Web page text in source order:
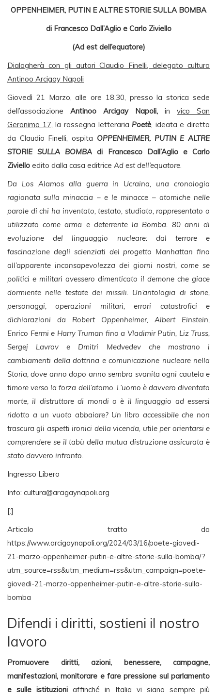
OPPENHEIMER, PUTIN E ALTRE STORIE SULLA BOMBA
di Francesco Dall’Aglio e Carlo Ziviello
(Ad est dell’equatore)
Dialogherà con gli autori Claudio Finelli, delegato cultura
Antinoo Arcigay Napoli
Giovedì 21 Marzo, alle ore 18,30, presso la storica sede
dell’associazione Antinoo Arcigay Napoli, in vico San
Geronimo 17 , la rassegna letteraria Poetè , ideata e diretta
da Claudio Finelli, ospita OPPENHEIMER, PUTIN E ALTRE
STORIE SULLA BOMBAdi Francesco Dall’Aglio e Carlo
Ziviello edito dalla casa editrice Ad est dell’equatore
Da Los Alamos alla guerra in Ucraina, una cronologia
ragionata sulla minaccia – e le minacce – atomiche nelle
parole di chi ha inventato, testato, studiato, rappresentato o
utilizzato come arma e deterrente la Bomba. 80 anni di
evoluzione del linguaggio nucleare: dal terrore e
fascinazione degli scienziati del progetto Manhattan fino
all’apparente inconsapevolezza dei giorni nostri, come se
politici e militari avessero dimenticato il demone che giace
dormiente nelle testate dei missili. Un’antologia di storie,
personaggi, operazioni militari, errori catastrofici e
dichiarazioni da Robert Oppenheimer, Albert Einstein,
Enrico Fermi e Harry Truman fino a Vladimir Putin, Liz Truss,
Sergej Lavrov e Dmitri Medvedev che mostrano i
cambiamenti della dottrina e comunicazione nucleare nella
Storia, dove anno dopo anno sembra svanita ogni cautela e
timore verso la forza dell’atomo. L’uomo è davvero diventato
morte, il distruttore di mondi o è il linguaggio ad essersi
ridotto a un vuoto abbaiare? Un libro accessibile che non
trascura gli aspetti ironici della vicenda, utile per orientarsi e
comprendere se il tabù della mutua distruzione assicurata è
stato davvero infranto.
Ingresso Libero
Info: cultura@arcigaynapoli.org
[:]
Articolo tratto da
https://www.arcigaynapoli.org/2024/03/16/poete-giovedi-
21-marzo-oppenheimer-putin-e-altre-storie-sulla-bomba/?
utm_source=rss&utm_medium=rss&utm_campaign=poete-
giovedi-21-marzo-oppenheimer-putin-e-altre-storie-sulla-
bomba
Difendi i diritti, sostieni il nostro
lavoro
Promuovere diritti, azioni, benessere, campagne,
manifestazioni, monitorare e fare pressione sul parlamento
e sulle istituzioni affinché in Italia vi siano sempre più